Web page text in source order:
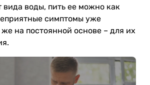
вида воды, пить ее можно как
симптомы уже
на постоянной основе – для их